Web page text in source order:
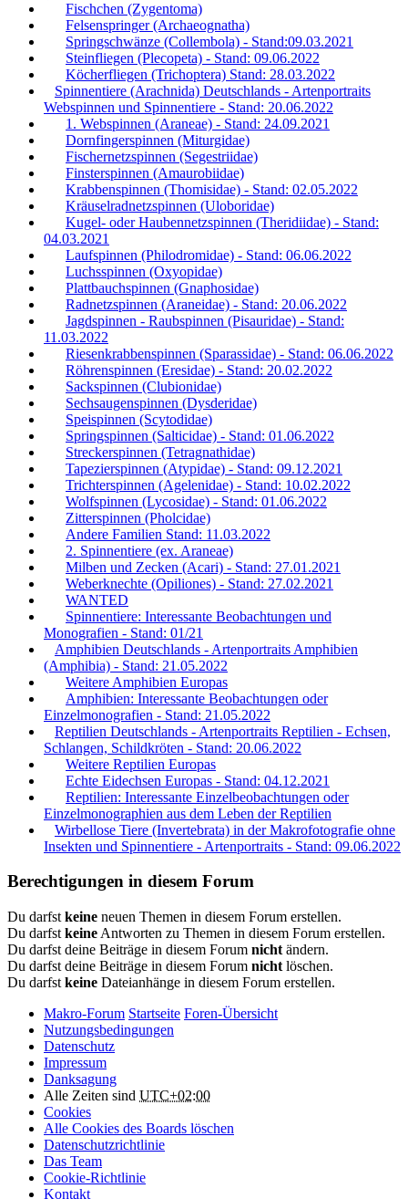
Fischchen (Zygentoma)
Felsenspringer (Archaeognatha)
Springschwänze (Collembola) - Stand:09.03.2021
Steinfliegen (Plecopeta) - Stand: 09.06.2022
Köcherfliegen (Trichoptera) Stand: 28.03.2022
Spinnentiere (Arachnida) Deutschlands - Artenportraits
Webspinnen und Spinnentiere - Stand: 20.06.2022
1. Webspinnen (Araneae) - Stand: 24.09.2021
Dornfingerspinnen (Miturgidae)
Fischernetzspinnen (Segestriidae)
Finsterspinnen (Amaurobiidae)
Krabbenspinnen (Thomisidae) - Stand: 02.05.2022
Kräuselradnetzspinnen (Uloboridae)
Kugel- oder Haubennetzspinnen (Theridiidae) - Stand:
04.03.2021
Laufspinnen (Philodromidae) - Stand: 06.06.2022
Luchsspinnen (Oxyopidae)
Plattbauchspinnen (Gnaphosidae)
Radnetzspinnen (Araneidae) - Stand: 20.06.2022
Jagdspinnen - Raubspinnen (Pisauridae) - Stand:
11.03.2022
Riesenkrabbenspinnen (Sparassidae) - Stand: 06.06.2022
Röhrenspinnen (Eresidae) - Stand: 20.02.2022
Sackspinnen (Clubionidae)
Sechsaugenspinnen (Dysderidae)
Speispinnen (Scytodidae)
Springspinnen (Salticidae) - Stand: 01.06.2022
Streckerspinnen (Tetragnathidae)
Tapezierspinnen (Atypidae) - Stand: 09.12.2021
Trichterspinnen (Agelenidae) - Stand: 10.02.2022
Wolfspinnen (Lycosidae) - Stand: 01.06.2022
Zitterspinnen (Pholcidae)
Andere Familien Stand: 11.03.2022
2. Spinnentiere (ex. Araneae)
Milben und Zecken (Acari) - Stand: 27.01.2021
Weberknechte (Opiliones) - Stand: 27.02.2021
WANTED
Spinnentiere: Interessante Beobachtungen und
Monografien - Stand: 01/21
Amphibien Deutschlands - Artenportraits Amphibien
(Amphibia) - Stand: 21.05.2022
Weitere Amphibien Europas
Amphibien: Interessante Beobachtungen oder
Einzelmonografien - Stand: 21.05.2022
Reptilien Deutschlands - Artenportraits Reptilien - Echsen,
Schlangen, Schildkröten - Stand: 20.06.2022
Weitere Reptilien Europas
Echte Eidechsen Europas - Stand: 04.12.2021
Reptilien: Interessante Einzelbeobachtungen oder
Einzelmonographien aus dem Leben der Reptilien
Wirbellose Tiere (Invertebrata) in der Makrofotografie ohne
Insekten und Spinnentiere - Artenportraits - Stand: 09.06.2022
Berechtigungen in diesem Forum
Du darfst keine neuen Themen in diesem Forum erstellen.
Du darfst keine Antworten zu Themen in diesem Forum erstellen.
Du darfst deine Beiträge in diesem Forum nicht ändern.
Du darfst deine Beiträge in diesem Forum nicht löschen.
Du darfst keine Dateianhänge in diesem Forum erstellen.
Makro-Forum Startseite Foren-Übersicht
Nutzungsbedingungen
Datenschutz
Impressum
Danksagung
Alle Zeiten sind UTC+02:00
Cookies
Alle Cookies des Boards löschen
Datenschutzrichtlinie
Das Team
Cookie-Richtlinie
Kontakt